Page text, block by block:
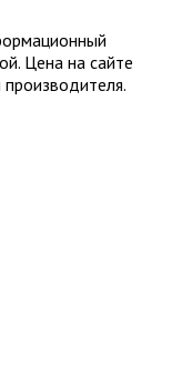
Цена на сайте